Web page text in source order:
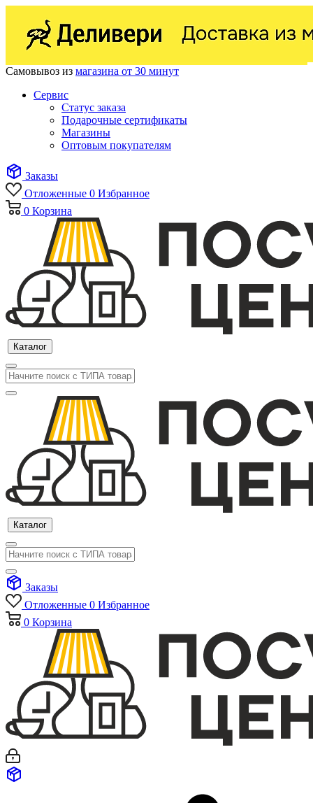
Самовывоз из магазина от 30 минут
Сервис
Статус заказа
Подарочные сертификаты
Магазины
Оптовым покупателям
Заказы
Отложенные 0 Избранное
0 Корзина
Каталог
Каталог
Заказы
Отложенные 0 Избранное
0 Корзина